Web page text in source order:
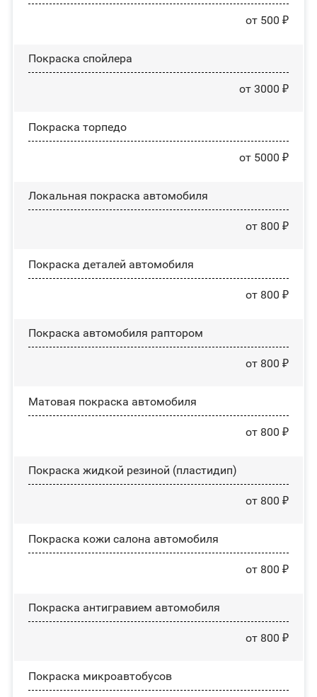
от 500 ₽
Покраска спойлера
от 3000 ₽
Покраска торпедо
от 5000 ₽
Локальная покраска автомобиля
от 800 ₽
Покраска деталей автомобиля
от 800 ₽
Покраска автомобиля раптором
от 800 ₽
Матовая покраска автомобиля
от 800 ₽
Покраска жидкой резиной (пластидип)
от 800 ₽
Покраска кожи салона автомобиля
от 800 ₽
Покраска антигравием автомобиля
от 800 ₽
Покраска микроавтобусов